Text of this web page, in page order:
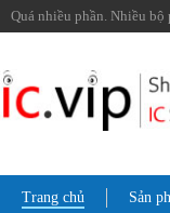
Quá nhiều phần. Nhiều
Trang chủ Sản